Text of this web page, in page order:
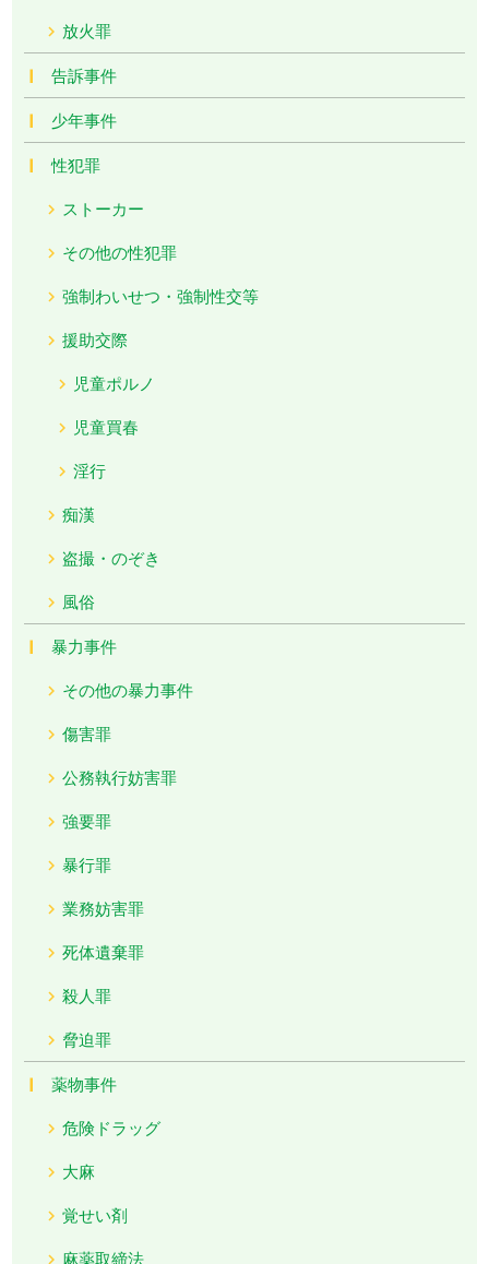
放火罪
告訴事件
少年事件
性犯罪
ストーカー
その他の性犯罪
強制わいせつ・強制性交等
援助交際
児童ポルノ
児童買春
淫行
痴漢
盗撮・のぞき
風俗
暴力事件
その他の暴力事件
傷害罪
公務執行妨害罪
強要罪
暴行罪
業務妨害罪
死体遺棄罪
殺人罪
脅迫罪
薬物事件
危険ドラッグ
大麻
覚せい剤
麻薬取締法